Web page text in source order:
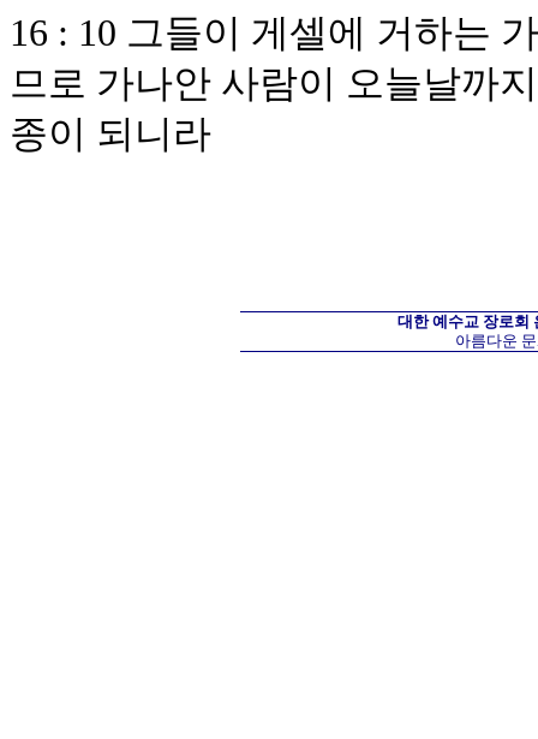
16 : 10 그들이 게셀에 거하는
므로 가나안 사람이 오늘날까
종이 되니라
대한 예수교 장로회
아름다운